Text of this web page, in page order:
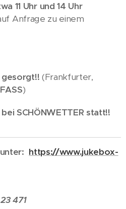
11 Uhr und 14 Uhr
Anfrage zu einem
gesorgt!! (Frankfurter,
)
SCHÖNWETTER statt!!
https://www.jukebox-
471